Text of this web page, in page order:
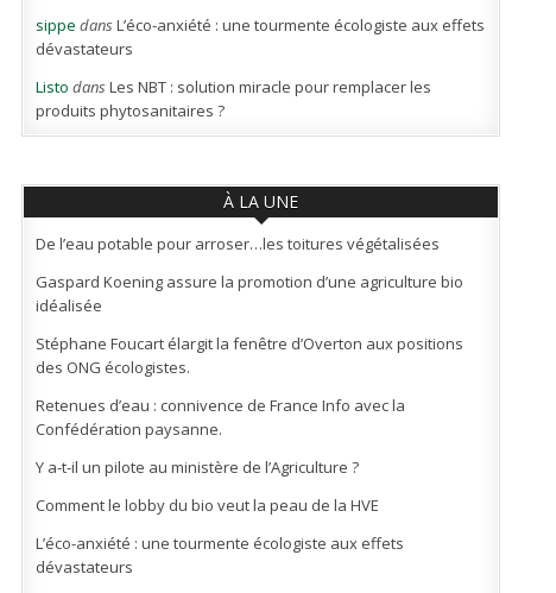
sippe dansL’éco-anxiété : une tourmente écologiste aux effets
dévastateurs
Listo dansLes NBT : solution miracle pour remplacer les
produits phytosanitaires ?
À LA UNE
De l’eau potable pour arroser…les toitures végétalisées
Gaspard Koening assure la promotion d’une agriculture bio
idéalisée
Stéphane Foucart élargit la fenêtre d’Overton aux positions
des ONG écologistes.
Retenues d’eau : connivence de France Info avec la
Confédération paysanne.
Y a-t-il un pilote au ministère de l’Agriculture ?
Comment le lobby du bio veut la peau de la HVE
L’éco-anxiété : une tourmente écologiste aux effets
dévastateurs